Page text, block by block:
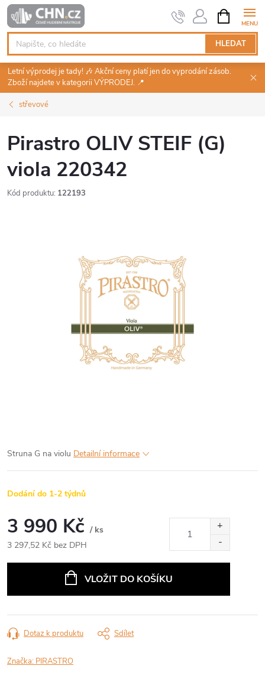
Přejít
na
obsah
HLEDAT
NÁKUPNÍ
KOŠÍK
Letní výprodej je tady! 🎶 Akční ceny platí jen do vyprodání zásob.
Zboží najdete v kategorii VÝPRODEJ. 📍
střevové
Pirastro OLIV STEIF (G)
viola 220342
Kód produktu: 122193
Struna G na violu Detailní informace
Dodání do 1-2 týdnů
3 990 Kč / ks
3 297,52 Kč bez DPH
VLOŽIT DO KOŠÍKU
Dotaz k produktu Sdílet
Značka: PIRASTRO